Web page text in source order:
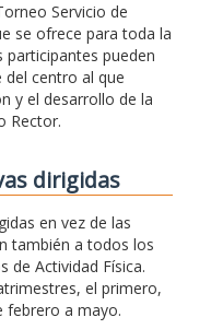
Servicio de
se ofrece para toda la
participantes pueden
centro al que
y el desarrollo de la
Rector.
dirigidas
en vez de las
también a todos los
de Actividad Física.
el primero,
febrero a mayo.